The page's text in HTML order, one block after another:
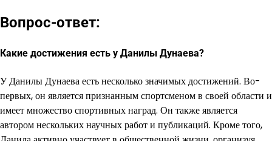
Вопрос-ответ:
Какие достижения есть у Данилы Дунаева?
У Данилы Дунаева есть несколько значимых достижений. Во-
первых, он является признанным спортсменом в своей области и
имеет множество спортивных наград. Он также является
автором нескольких научных работ и публикаций. Кроме того,